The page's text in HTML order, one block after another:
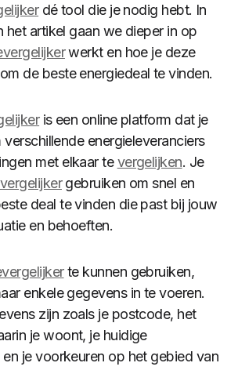
dé tool die je nodig hebt. In
het artikel gaan we dieper in op
werkt en hoe je deze
de beste energiedeal te vinden.
is een online platform dat je
energieleveranciers
met elkaar tevergelijken. Je
gebruiken om snel en
deal te vinden die past bij jouw
en behoeften.
te kunnen gebruiken,
enkele gegevens in te voeren.
zijn zoals je postcode, het
je woont, je huidige
je voorkeuren op het gebied van